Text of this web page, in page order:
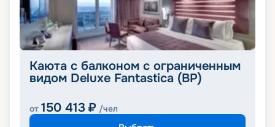
Каюта с балконом с ограниченным
видом Deluxe Fantastica (BP)
от 150 413 ₽ /чел